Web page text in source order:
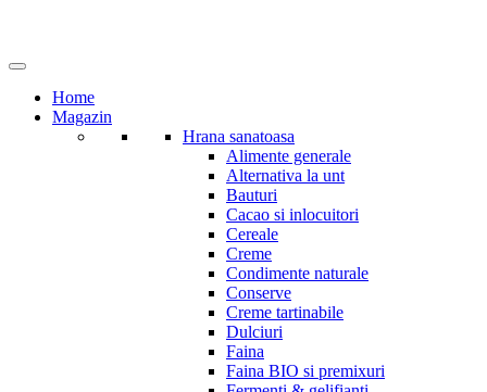
Home
Magazin
Hrana sanatoasa
Alimente generale
Alternativa la unt
Bauturi
Cacao si inlocuitori
Cereale
Creme
Condimente naturale
Conserve
Creme tartinabile
Dulciuri
Faina
Faina BIO si premixuri